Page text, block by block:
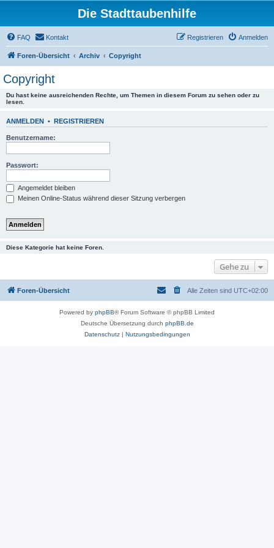
Die Stadttaubenhilfe
FAQ Kontakt Anmelden
Registrieren
Foren-Übersicht Archiv Copyright
Copyright
Du hast keine ausreichenden Rechte, um Themen in diesem Forum zu sehen oder zu
lesen.
ANMELDEN • REGISTRIEREN
Benutzername:
Passwort:
Angemeldet bleiben
Meinen Online-Status während dieser Sitzung verbergen
Diese Kategorie hat keine Foren.
Gehe zu
Foren-Übersicht Alle Zeiten sind UTC+02:00
Powered by phpBB® Forum Software © phpBB Limited
Deutsche Übersetzung durch phpBB.de
Datenschutz| Nutzungsbedingungen